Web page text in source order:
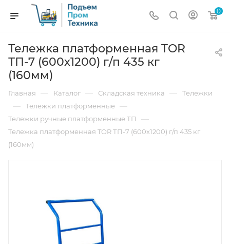
0
Тележка платформенная TOR
ТП-7 (600х1200) г/п 435 кг
(160мм)
Главная — Каталог — Складская техника — Тележки
— Тележки платформенные —
Тележки ручные платформенные ТП —
Тележка платформенная TOR ТП-7 (600х1200) г/п 435 кг
(160мм)